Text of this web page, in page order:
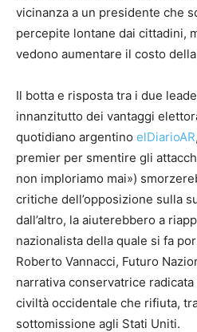
vicinanza a un presidente che
percepite lontane dai cittadini,
vedono aumentare il costo
Il botta e risposta tra i due
innanzitutto dei vantaggi
quotidiano argentino elDiarioAR
premier per smentire gli
non imploriamo mai»)
critiche dell’opposizione sulla
dall’altro, la aiuterebbero a
nazionalista della quale si fa
Roberto Vannacci, Futuro
narrativa conservatrice
civiltà occidentale che rifiuta,
sottomissione agli Stati Uniti.